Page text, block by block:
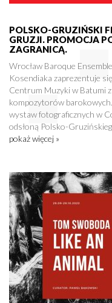
POLSKO-GRUZIŃSKI
GRUZJI. PROMOCJA
ZAGRANICĄ.
Wrocław Baroque
Kosendiaka zaprezentuje
Centrum Muzyki w Batumi
kompozytorów
wystaw fotograficznych w
odsłoną Polsko-
pokaż więcej »